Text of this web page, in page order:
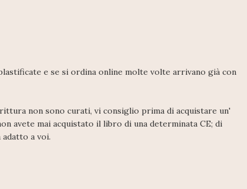
e se si ordina online molte volte arrivano già con
non sono curati, vi consiglio prima di acquistare un'
avete mai acquistato il libro di una determinata CE; di
a voi.